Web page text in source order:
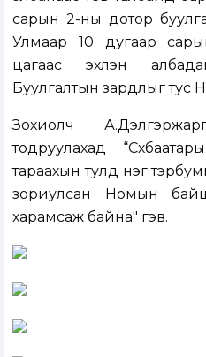
сарын 2-ны дотор
Улмаар 10 дугаар
цагаас эхлэн
Буулгалтын зардлыг тус
Зохиолч
тодруулахад
тараахын тулд нэг
зориулсан Номын
харамсаж байна" гэв.